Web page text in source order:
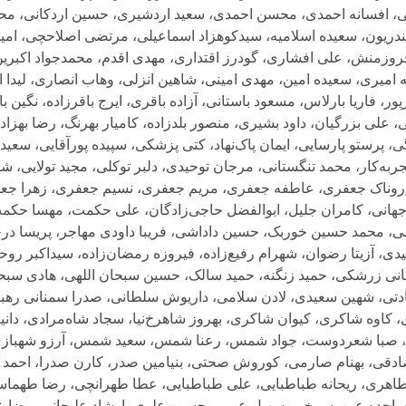
افسانه احمدی، محسن احمدی، سعید اردشیری، حسین اردکانی،
سعیده اسلامیه، سیدکوهزاد اسماعیلی، مرتضی اصلاحچی،
علی افشاری، گودرز اقتداری، مهدی اقدم، محمدجواد
سعیده امین، مهدی امینی، شاهین انزلی، وهاب انصاری، لیدا
فاریا بارلاس، مسعود باستانی، آزاده باقری، ایرج باقرزاده، نگین
علی بزرگیان، داود بشیری، منصور بلدزاده، کامیار بهرنگ، رضا
پرستو پارسایی، ایمان پاک‌نهاد، کتی پزشکی، سپیده پورآقایی، سعید
محمد تنگستانی، مرجان توحیدی، دلبر توکلی، مجید تولایی،
جعفری، عاطفه جعفری، مریم جعفری، نسیم جعفری، زهرا
جهانی، کامران جلیل، ابوالفضل حاجی‌زادگان، علی حکمت، مهسا
حسین خوربک، حسین داداشی، فریبا داودی مهاجر، پریسا
آزیتا رضوان، شهرام رفیع‌زاده، فیروزه رمضان‌زاده، سیداکبر
زرشکی، حمید زنگنه، حمید سالک، حسین سبحان‌ اللهی، هادی
شهین سعیدی، لادن سلامی، داریوش سلطانی، صدرا سمنانی
شاکری، کیوان شاکری، بهروز شاهرخ‌نیا، سجاد شاه‌مرادی،
شعردوست، جواد شمس، رعنا شمس، سعید شمس، آرزو
بهنام صارمی، کوروش صحتی، بنیامین صدر، کارن صدرا،
ریحانه طباطبایی، علی طباطبایی، عطا طهرانچی، رضا